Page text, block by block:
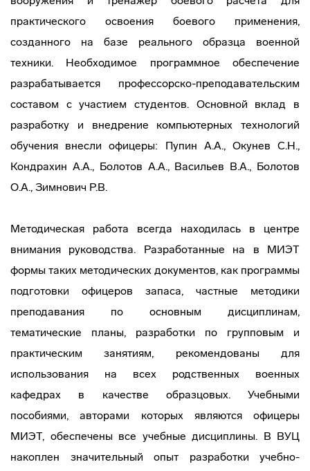
практического освоения боевого применения,
созданного на базе реального образца военной
техники. Необходимое программное обеспечение
разрабатывается профессорско-преподавательским
составом с участием студентов. Основной вклад в
разработку и внедрение компьютерных технологий
обучения внесли офицеры: Пупин А.А., Окунев С.Н.,
Кондрахин А.А., Болотов А.А., Васильев В.А., Болотов
О.А., Зимнович Р.В.
Методическая работа всегда находилась в центре
внимания руководства. Разработанные на в МИЭТ
формы таких методических документов, как программы
подготовки офицеров запаса, частные методики
преподавания по основным дисциплинам,
тематические планы, разработки по групповым и
практическим занятиям, рекомендованы для
использования на всех родственных военных
кафедрах в качестве образцовых. Учебными
пособиями, авторами которых являются офицеры
МИЭТ, обеспечены все учебные дисциплины. В ВУЦ
накоплен значительный опыт разработки учебно-